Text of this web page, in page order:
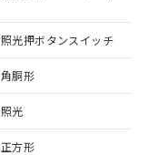
照光押ボタンスイッチ
角胴形
照光
正方形